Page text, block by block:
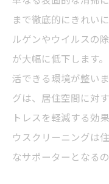
まで徹底的にきれい
ルゲンやウイルスの
が大幅に低下します
活できる環境が整い
グは、居住空間に対
トレスを軽減する効
ウスクリーニングは
なサポーターとなるの